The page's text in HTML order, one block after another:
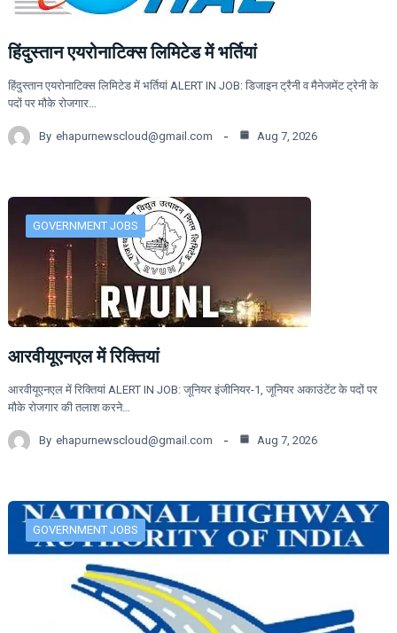
हिंदुस्तान एयरोनाटिक्स लिमिटेड में भर्तियां
हिंदुस्तान एयरोनाटिक्स लिमिटेड में भर्तियां ALERT IN JOB: डिजाइन ट्रैनी व मैनेजमेंट ट्रेनी के
पदों पर मौके रोजगार…
By ehapurnewscloud@gmail.com Aug 7, 2026
GOVERNMENT JOBS
आरवीयूएनएल में रिक्तियां
आरवीयूएनएल में रिक्तियां ALERT IN JOB: जूनियर इंजीनियर-1, जूनियर अकाउंटेंट के पदों पर
मौके रोजगार की तलाश करने…
By ehapurnewscloud@gmail.com Aug 7, 2026
GOVERNMENT JOBS